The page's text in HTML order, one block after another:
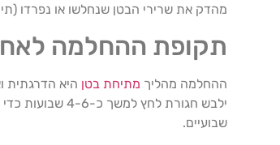
מהדק את שרירי הבטן שנחלשו או נפרדו
תקופת ההחלמה
ההחלמה מהליך מתיחת בטן היא הדרגתית
שבועיים.